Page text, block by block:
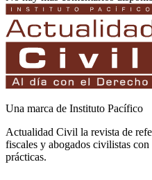
Una marca de Instituto Pacífico
Actualidad Civil la revista de
fiscales y abogados civilistas
prácticas.